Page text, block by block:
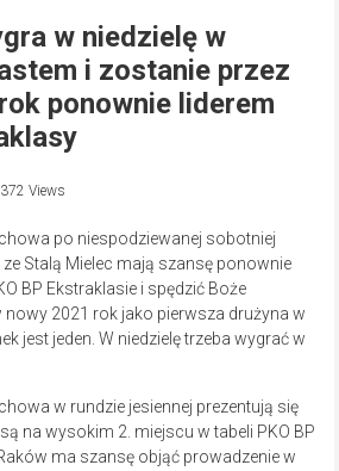
w niedzielę w
i zostanie przez
ponownie liderem
372 Views
po niespodziewanej sobotniej
Stalą Mielec mają szansę ponownie
BP Ekstraklasie i spędzić Boże
nowy 2021 rok jako pierwsza drużyna w
jest jeden. W niedzielę trzeba wygrać w
w rundzie jesiennej prezentują się
na wysokim 2. miejscu w tabeli PKO BP
ma szansę objąć prowadzenie w